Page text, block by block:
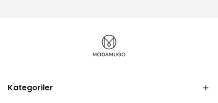
Kategoriler